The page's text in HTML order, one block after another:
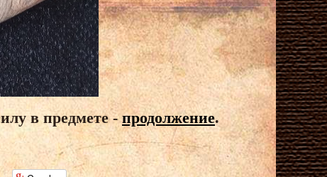
в предмете -продолжение.